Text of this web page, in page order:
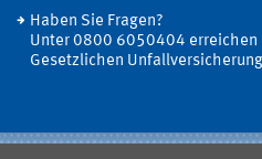
Haben Sie Fragen?
Unter 0800 6050404 erreichen
Gesetzlichen Unfallversicherung